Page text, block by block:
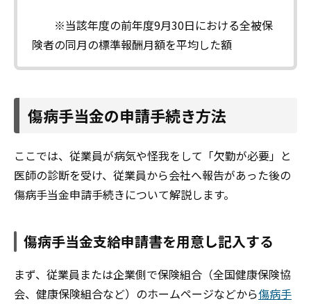
※当該年度の前年度9月30日における全被保
険者の同月の標準報酬月額を平均した額
傷病手当金の申請手続き方法
ここでは、従業員が病気や怪我をして「欠勤が必要」と
医師の診断を受け、従業員から会社へ報告があった後の
傷病手当金申請手続きについて解説します。
傷病手当金支給申請書を用意し記入する
まず、従業員または企業側で保険組合（全国健康保険協
会、健康保険組合など）のホームページなどから傷病手